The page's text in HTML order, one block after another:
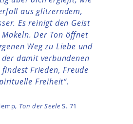
aus glitzerndem,
Es reinigt den Geist
Der Ton öffnet
Weg zu Liebe und
damit verbundenen
Frieden, Freude
Freiheit“.
Ton der SeeleS. 71